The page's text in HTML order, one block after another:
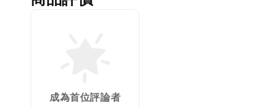
成為首位評論者